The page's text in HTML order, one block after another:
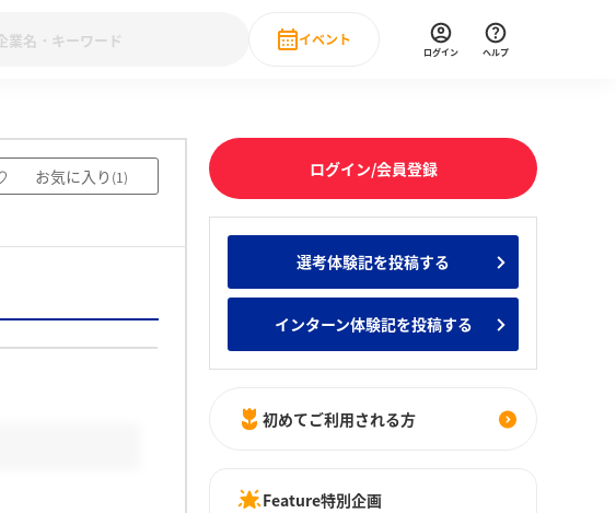
みんなの新卒就職人気企業ランキング みんなのインターン人気企業ランキ
28卒 IT・DX現場社員インタビュー
イベント
直近のイベント一覧
ログイン ヘルプ
お気に入り (1)
ログイン/会員登録
選考体験記を投稿する
インターン体験記を投稿する
初めてご利用される方
Feature特別企画